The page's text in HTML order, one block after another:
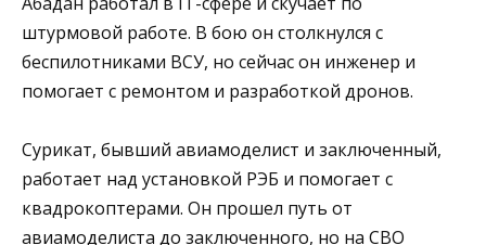
штурмовой работе. В бою он столкнулся с
беспилотниками ВСУ, но сейчас он инженер и
помогает с ремонтом и разработкой дронов.
Сурикат, бывший авиамоделист и заключенный,
работает над установкой РЭБ и помогает с
квадрокоптерами. Он прошел путь от
авиамоделиста до заключенного, но на СВО